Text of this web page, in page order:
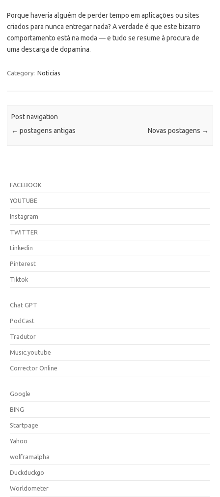
Porque haveria alguém de perder tempo em aplicações ou sites
criados para nunca entregar nada? A verdade é que este bizarro
comportamento está na moda — e tudo se resume à procura de
uma descarga de dopamina.
Category: Noticias
Post navigation
← postagens antigas Novas postagens →
FACEBOOK
YOUTUBE
Instagram
TWITTER
Linkedin
Pinterest
Tiktok
Chat GPT
PodCast
Tradutor
Music.youtube
Corrector Online
Google
BING
Startpage
Yahoo
wolframalpha
Duckduckgo
Worldometer